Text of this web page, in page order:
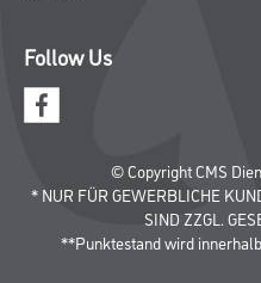
Follow Us
© Copyright CMS
* NUR FÜR GEWERBLICHE
SIND ZZGL.
**Punktestand wird